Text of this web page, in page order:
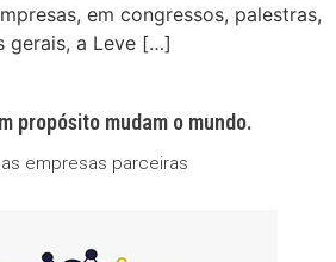
em congressos, palestras,
gerais, a Leve […]
propósito mudam o mundo.
empresas parceiras